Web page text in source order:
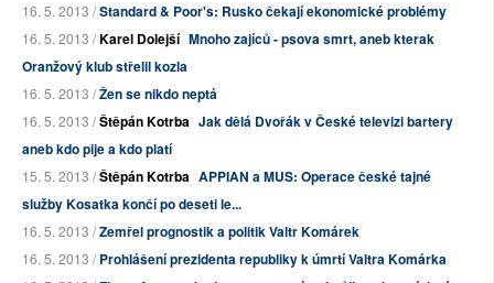
16. 5. 2013 /Standard & Poor's: Rusko čekají ekonomické problémy
16. 5. 2013 /Karel Dolejší Mnoho zajíců - psova smrt, aneb kterak
Oranžový klub střelil kozla
16. 5. 2013 /Žen se nikdo neptá
16. 5. 2013 /Štěpán Kotrba Jak dělá Dvořák v České televizi bartery
aneb kdo pije a kdo platí
15. 5. 2013 /Štěpán Kotrba APPIAN a MUS: Operace české tajné
služby Kosatka končí po deseti le...
16. 5. 2013 /Zemřel prognostik a politik Valtr Komárek
16. 5. 2013 /Prohlášení prezidenta republiky k úmrtí Valtra Komárka